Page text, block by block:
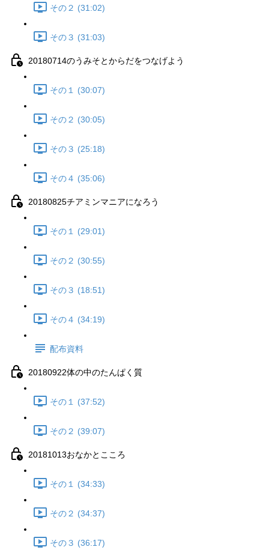
その２ (31:02)
その３ (31:03)
20180714のうみそとからだをつなげよう
その１ (30:07)
その２ (30:05)
その３ (25:18)
その４ (35:06)
20180825チアミンマニアになろう
その１ (29:01)
その２ (30:55)
その３ (18:51)
その４ (34:19)
配布資料
20180922体の中のたんぱく質
その１ (37:52)
その２ (39:07)
20181013おなかとこころ
その１ (34:33)
その２ (34:37)
その３ (36:17)